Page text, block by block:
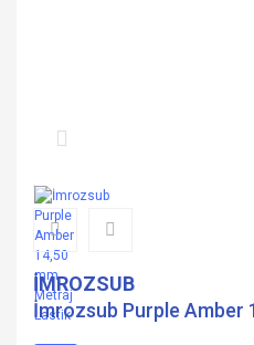
İMROZSUB
İmrozsub Purple Amber